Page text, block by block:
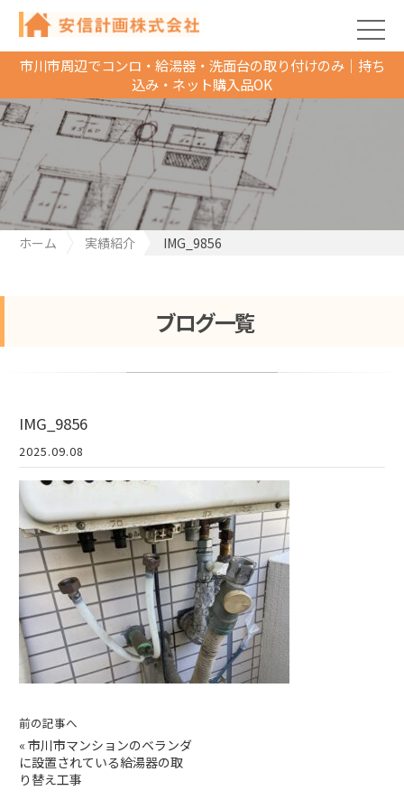
市川市周辺でコンロ・給湯器・洗面台の取り付けのみ｜持ち
込み・ネット購入品OK
ホーム 実績紹介 IMG_9856
ブログ一覧
IMG_9856
2025.09.08
前の記事へ
« 市川市マンションのベランダ
に設置されている給湯器の取
り替え工事